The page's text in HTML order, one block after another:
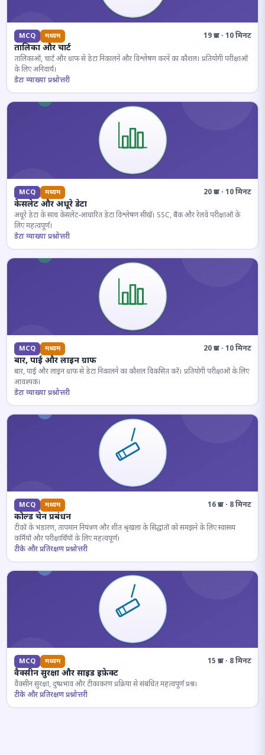
MCQ मध्यम 19 प्रश्न · 10 मिनट
तालिका और चार्ट
तालिकाओं, चार्ट और ग्राफ से डेटा निकालने और विश्लेषण करने का कौशल। प्रतियोगी परीक्षाओं
के लिए अनिवार्य।
डेटा व्याख्या प्रश्नोत्तरी
MCQ मध्यम 20 प्रश्न · 10 मिनट
केसलेट और अधूरे डेटा
अधूरे डेटा के साथ केसलेट-आधारित डेटा विश्लेषण सीखें। SSC, बैंक और रेलवे परीक्षाओं के
लिए महत्वपूर्ण।
डेटा व्याख्या प्रश्नोत्तरी
MCQ मध्यम 20 प्रश्न · 10 मिनट
बार, पाई और लाइन ग्राफ
बार, पाई और लाइन ग्राफ से डेटा निकालने का कौशल विकसित करें। प्रतियोगी परीक्षाओं के लिए
आवश्यक।
डेटा व्याख्या प्रश्नोत्तरी
MCQ मध्यम 16 प्रश्न · 8 मिनट
कोल्ड चेन प्रबंधन
टीकों के भंडारण, तापमान नियंत्रण और शीत श्रृंखला के सिद्धांतों को समझने के लिए स्वास्थ्य
कर्मियों और परीक्षार्थियों के लिए महत्वपूर्ण।
टीके और प्रतिरक्षण प्रश्नोत्तरी
MCQ मध्यम 15 प्रश्न · 8 मिनट
वैक्सीन सुरक्षा और साइड इफ़ेक्ट
वैक्सीन सुरक्षा, दुष्प्रभाव और टीकाकरण प्रक्रिया से संबंधित महत्वपूर्ण प्रश्न।
टीके और प्रतिरक्षण प्रश्नोत्तरी